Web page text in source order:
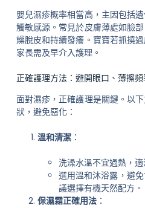
嬰兒濕疹概率相當高，主因包括
觸敏感源。常見於皮膚薄處如臉
燥脫皮和持續發癢。寶寶若抓撓
家長需及早介入護理。
正確護理方法：避開眼口、薄擦
面對濕疹，正確護理是關鍵。以
狀，避免惡化：
溫和清潔：
洗澡水溫不宜過熱，
選用溫和沐浴露，避
議選擇有機天然配方。
保濕霜正確用法：